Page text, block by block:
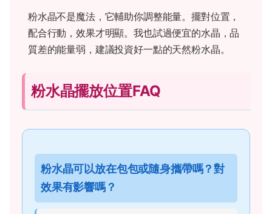
粉水晶不是魔法，它輔助你調整能量。擺對位置，
配合行動，效果才明顯。我也試過便宜的水晶，品
質差的能量弱，建議投資好一點的天然粉水晶。
粉水晶擺放位置FAQ
粉水晶可以放在包包或隨身攜帶嗎？對
效果有影響嗎？